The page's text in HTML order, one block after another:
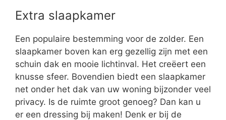
Extra slaapkamer
Een populaire bestemming voor de zolder. Een
slaapkamer boven kan erg gezellig zijn met een
schuin dak en mooie lichtinval. Het creëert een
knusse sfeer. Bovendien biedt een slaapkamer
net onder het dak van uw woning bijzonder veel
privacy. Is de ruimte groot genoeg? Dan kan u
er een dressing bij maken! Denk er bij de